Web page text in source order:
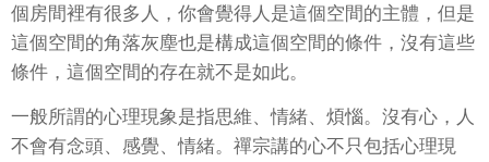
個房間裡有很多人，你會覺得人是這個空間的主體，但是
這個空間的角落灰塵也是構成這個空間的條件，沒有這些
條件，這個空間的存在就不是如此。
一般所謂的心理現象是指思維、情緒、煩惱。沒有心，人
不會有念頭、感覺、情緒。禪宗講的心不只包括心理現